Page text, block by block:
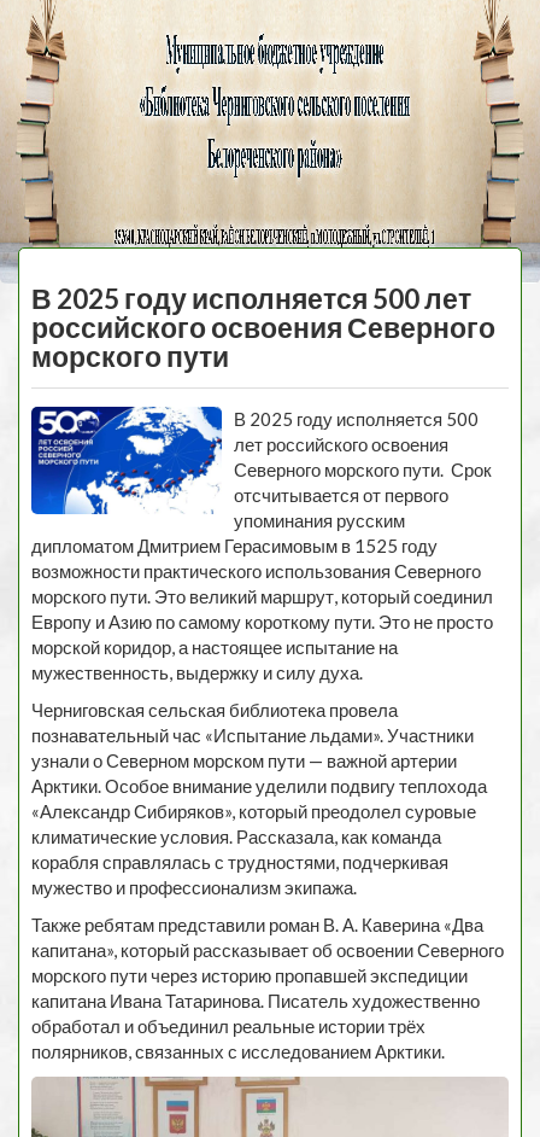
Черниговская
библиотека
МЕНЮ
В 2025 году исполняется 500 лет
российского освоения Северного
морского пути
В 2025 году исполняется 500
лет российского освоения
Северного морского пути. Срок
отсчитывается от первого
упоминания русским
дипломатом Дмитрием Герасимовым в 1525 году
возможности практического использования Северного
морского пути. Это великий маршрут, который соединил
Европу и Азию по самому короткому пути. Это не просто
морской коридор, а настоящее испытание на
мужественность, выдержку и силу духа.
Черниговская сельская библиотека провела
познавательный час «Испытание льдами». Участники
узнали о Северном морском пути — важной артерии
Арктики. Особое внимание уделили подвигу теплохода
«Александр Сибиряков», который преодолел суровые
климатические условия. Рассказала, как команда
корабля справлялась с трудностями, подчеркивая
мужество и профессионализм экипажа.
Также ребятам представили роман В. А. Каверина «Два
капитана», который рассказывает об освоении Северного
морского пути через историю пропавшей экспедиции
капитана Ивана Татаринова. Писатель художественно
обработал и объединил реальные истории трёх
полярников, связанных с исследованием Арктики.